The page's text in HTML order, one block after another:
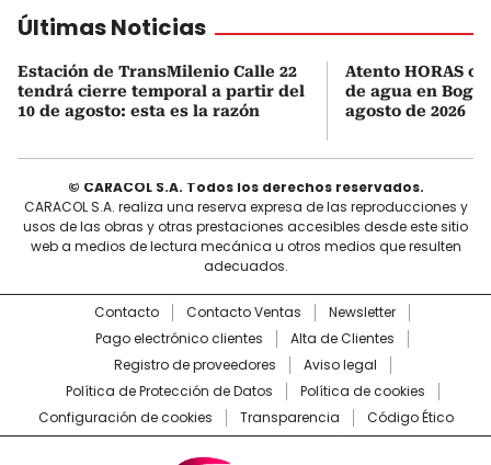
Últimas Noticias
Estación de TransMilenio Calle 22
tendrá cierre temporal a partir del
10 de agosto: esta es la razón
Atento HORAS
de agua en
agosto de 2026
© CARACOL S.A. Todos los derechos reservados.
CARACOL S.A. realiza una reserva expresa de las reproducciones y
usos de las obras y otras prestaciones accesibles desde este sitio
web a medios de lectura mecánica u otros medios que resulten
adecuados.
Contacto Contacto Ventas
Newsletter
Pago electrónico clientes
Alta de Clientes
Registro de proveedores
Aviso legal
Política de Protección de Datos
Política de cookies
Configuración de cookies
Transparencia Código Ético